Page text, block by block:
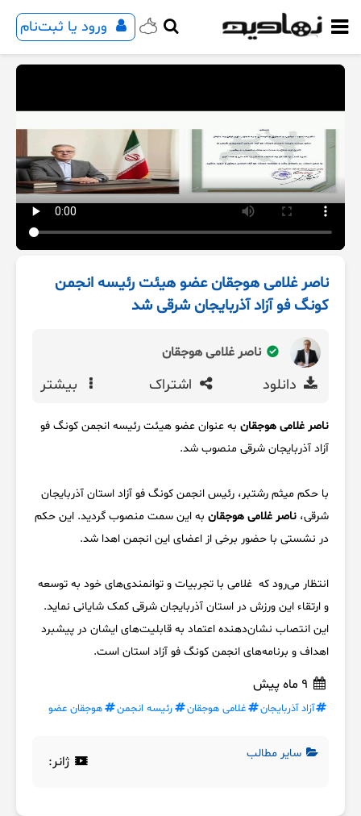
ورود یا ثبت‌نام
ناصر غلامی هوجقان عضو هیئت رئیسه انجمن
کونگ فو آزاد آذربایجان شرقی شد
ناصر غلامی هوجقان
دانلود اشتراک بیشتر
ناصر غلامی هوجقان به عنوان عضو هیئت رئیسه انجمن کونگ فو
آزاد آذربایجان شرقی منصوب شد.
با حکم میثم رشتبر، رئیس انجمن کونگ فو آزاد استان آذربایجان
شرقی، ناصر غلامی هوجقان به این سمت منصوب گردید. این حکم
در نشستی با حضور برخی از اعضای این انجمن اهدا شد.
انتظار می‌رود که غلامی با تجربیات و توانمندی‌های خود به توسعه
و ارتقاء این ورزش در استان آذربایجان شرقی کمک شایانی نماید.
این انتصاب نشان‌دهنده اعتماد به قابلیت‌های ایشان در پیشبرد
اهداف و برنامه‌های انجمن کونگ فو آزاد استان است.
آزاد آذربایجان غلامی هوجقان رئیسه انجمن هوجقان عضو
سایر مطالب ژانر: